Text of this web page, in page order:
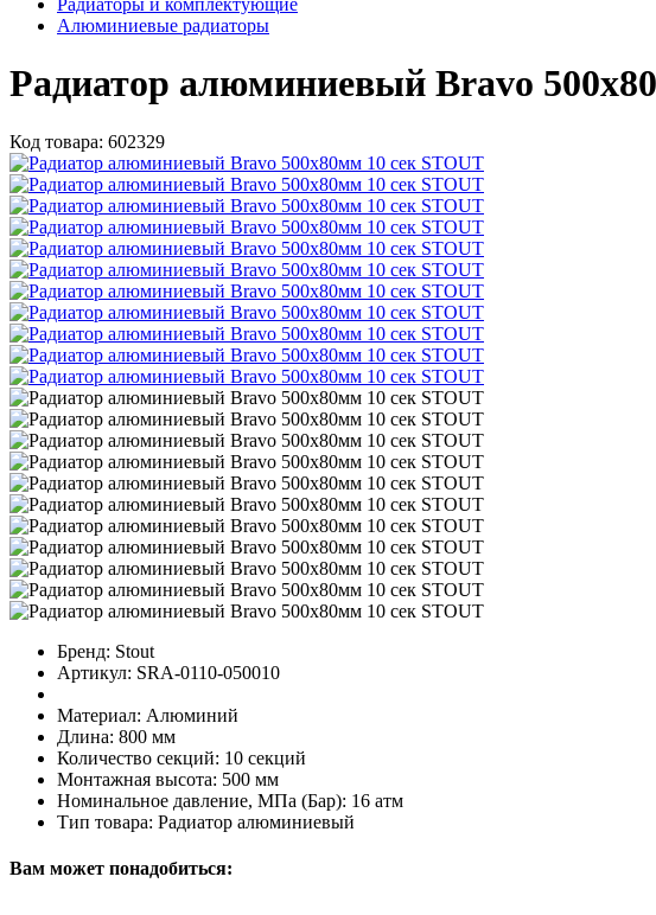
Алюминиевые радиаторы
Радиатор алюминиевый Bravo
Код товара: 602329
Бренд: Stout
Артикул: SRA-0110-050010
Материал: Алюминий
Длина: 800 мм
Количество секций: 10 секций
Монтажная высота: 500 мм
Номинальное давление, МПа (Бар): 16 атм
Тип товара: Радиатор алюминиевый
Вам может понадобиться: